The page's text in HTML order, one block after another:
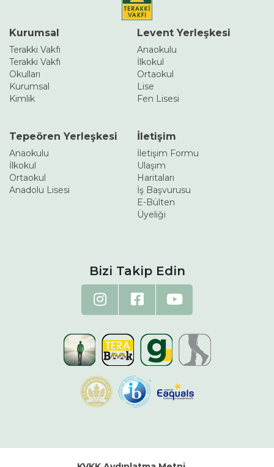
Kurumsal
Terakki Vakfı
Terakki Vakfı
Okulları
Kurumsal
Kimlik
Levent Yerleşkesi
Anaokulu
İlkokul
Ortaokul
Lise
Fen Lisesi
Tepeören Yerleşkesi
Anaokulu
İlkokul
Ortaokul
Anadolu Lisesi
İletişim
İletişim Formu
Ulaşım
Haritaları
İş Başvurusu
E-Bülten
Üyeliği
Bizi Takip Edin